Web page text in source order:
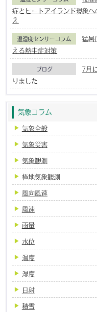
症とヒートアイランド現象へ
え
温湿度センサーコラム
猛暑
える熱中症対策
ブログ
7月
りました
気象コラム
気象全般
気象災害
気象観測
極地気象観測
風向風速
風速
雨量
水位
温度
湿度
日射
積雪